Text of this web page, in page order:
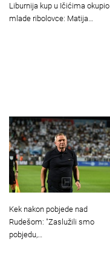
Liburnija kup u Ičićima okupio
mlade ribolovce: Matija…
Kek nakon pobjede nad
Rudešom: "Zaslužili smo
pobjedu,…